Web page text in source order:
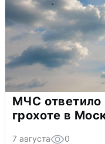
МЧС ответило
грохоте в
7 августа 0